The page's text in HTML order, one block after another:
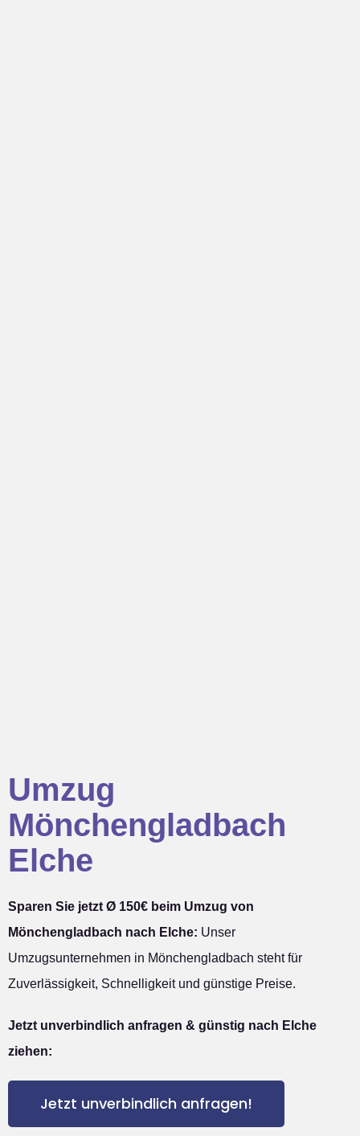
Umzug
Mönchengladbach
Elche
Sparen Sie jetzt Ø 150€ beim Umzug von
Mönchengladbach nach Elche: Unser
Umzugsunternehmen in Mönchengladbach steht für
Zuverlässigkeit, Schnelligkeit und günstige Preise.
Jetzt unverbindlich anfragen & günstig nach Elche
ziehen:
Jetzt unverbindlich anfragen!